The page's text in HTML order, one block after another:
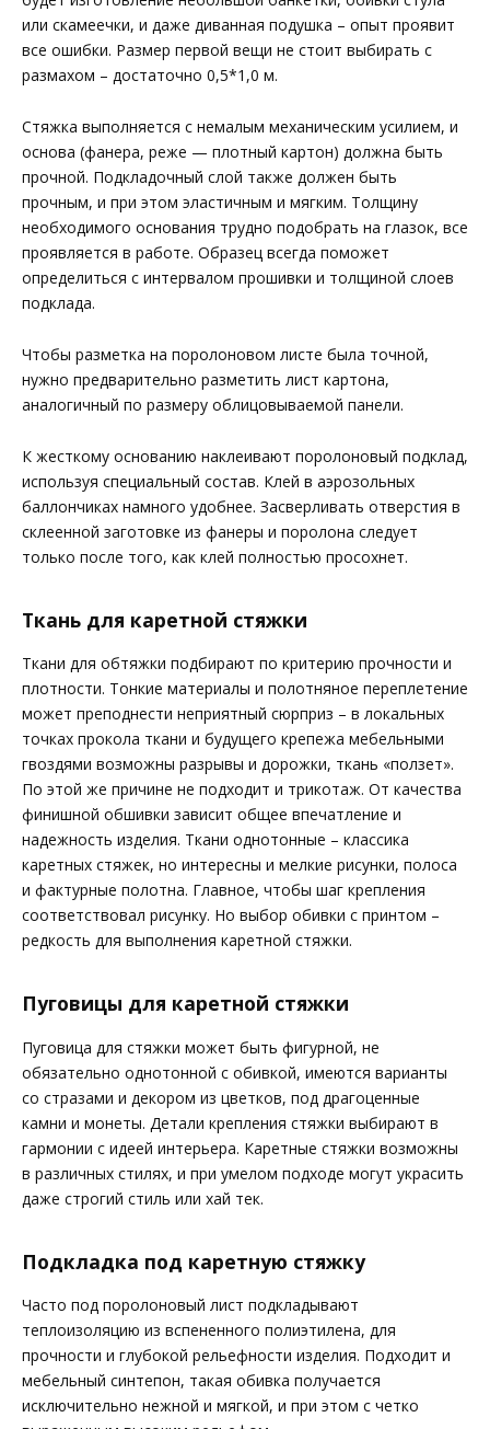
или скамеечки, и даже диванная подушка – опыт проявит
все ошибки. Размер первой вещи не стоит выбирать с
размахом – достаточно 0,5*1,0 м.
Стяжка выполняется с немалым механическим усилием, и
основа (фанера, реже — плотный картон) должна быть
прочной. Подкладочный слой также должен быть
прочным, и при этом эластичным и мягким. Толщину
необходимого основания трудно подобрать на глазок, все
проявляется в работе. Образец всегда поможет
определиться с интервалом прошивки и толщиной слоев
подклада.
Чтобы разметка на поролоновом листе была точной,
нужно предварительно разметить лист картона,
аналогичный по размеру облицовываемой панели.
К жесткому основанию наклеивают поролоновый подклад,
используя специальный состав. Клей в аэрозольных
баллончиках намного удобнее. Засверливать отверстия в
склеенной заготовке из фанеры и поролона следует
только после того, как клей полностью просохнет.
Ткань для каретной стяжки
Ткани для обтяжки подбирают по критерию прочности и
плотности. Тонкие материалы и полотняное переплетение
может преподнести неприятный сюрприз – в локальных
точках прокола ткани и будущего крепежа мебельными
гвоздями возможны разрывы и дорожки, ткань «ползет».
По этой же причине не подходит и трикотаж. От качества
финишной обшивки зависит общее впечатление и
надежность изделия. Ткани однотонные – классика
каретных стяжек, но интересны и мелкие рисунки, полоса
и фактурные полотна. Главное, чтобы шаг крепления
соответствовал рисунку. Но выбор обивки с принтом –
редкость для выполнения каретной стяжки.
Пуговицы для каретной стяжки
Пуговица для стяжки может быть фигурной, не
обязательно однотонной с обивкой, имеются варианты
со стразами и декором из цветков, под драгоценные
камни и монеты. Детали крепления стяжки выбирают в
гармонии с идеей интерьера. Каретные стяжки возможны
в различных стилях, и при умелом подходе могут украсить
даже строгий стиль или хай тек.
Подкладка под каретную стяжку
Часто под поролоновый лист подкладывают
теплоизоляцию из вспененного полиэтилена, для
прочности и глубокой рельефности изделия. Подходит и
мебельный синтепон, такая обивка получается
исключительно нежной и мягкой, и при этом с четко